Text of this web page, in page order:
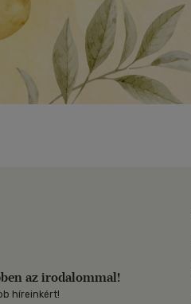
az irodalommal!
híreinkért!